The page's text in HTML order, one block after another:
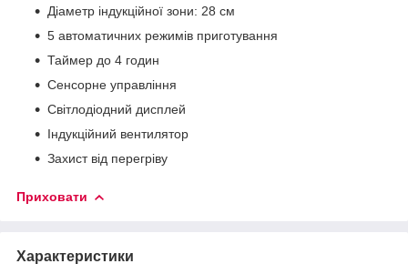
Діаметр індукційної зони: 28 см
5 автоматичних режимів приготування
Таймер до 4 годин
Сенсорне управління
Світлодіодний дисплей
Індукційний вентилятор
Захист від перегріву
Приховати
Характеристики